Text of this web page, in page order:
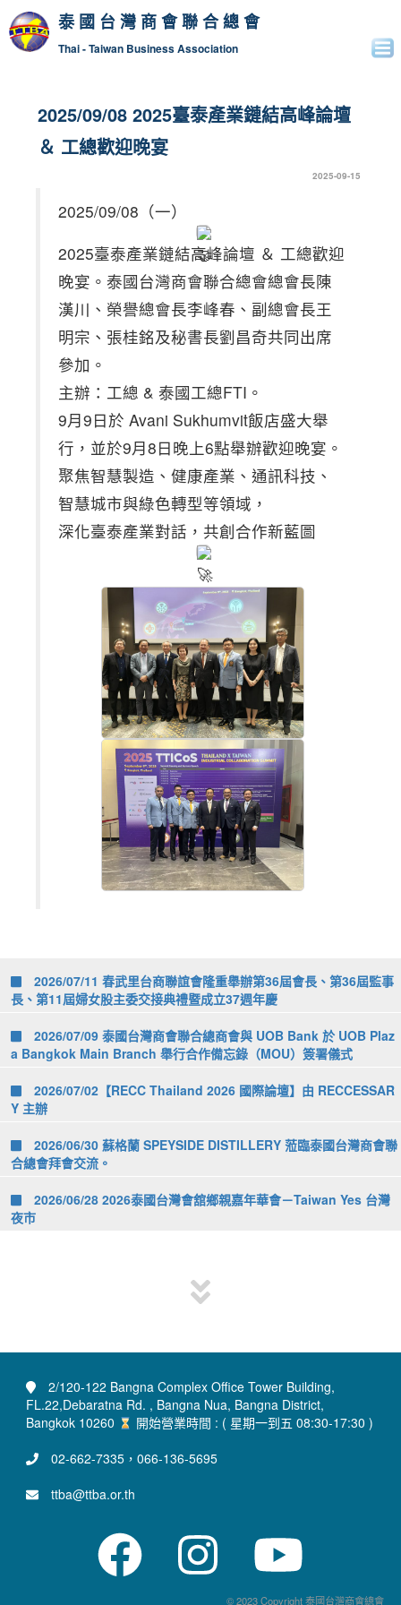
泰國台灣商會聯合總會
Thai - Taiwan Business Association
2025/09/08 2025臺泰產業鏈結高峰論壇
＆ 工總歡迎晚宴
2025-09-15
2025/09/08（一）
2025臺泰產業鏈結高峰論壇 ＆ 工總歡迎
晚宴。泰國台灣商會聯合總會總會長陳
漢川、榮譽總會長李峰春、副總會長王
明宗、張桂銘及秘書長劉昌奇共同出席
參加。
主辦：工總 & 泰國工總FTI。
9月9日於 Avani Sukhumvit飯店盛大舉
行，並於9月8日晚上6點舉辦歡迎晚宴。
聚焦智慧製造、健康產業、通訊科技、
智慧城市與綠色轉型等領域，
深化臺泰產業對話，共創合作新藍圖
2026/07/11 春武里台商聯誼會隆重舉辦第36屆會長、第36屆監事
長、第11屆婦女股主委交接典禮暨成立37週年慶
2026/07/09 泰國台灣商會聯合總商會與 UOB Bank 於 UOB Plaz
a Bangkok Main Branch 舉行合作備忘錄（MOU）簽署儀式
2026/07/02【RECC Thailand 2026 國際論壇】由 RECCESSAR
Y 主辦
2026/06/30 蘇格蘭 SPEYSIDE DISTILLERY 蒞臨泰國台灣商會聯
合總會拜會交流。
2026/06/28 2026泰國台灣會舘鄉親嘉年華會－Taiwan Yes 台灣
夜市
2/120-122 Bangna Complex Office Tower Building,
FL.22,Debaratna Rd. , Bangna Nua, Bangna District,
Bangkok 10260
開始營業時間 : ( 星期一到五 08:30-17:30 )
02-662-7335，066-136-5695
ttba@ttba.or.th
© 2023 Copyright 泰國台灣商會總會